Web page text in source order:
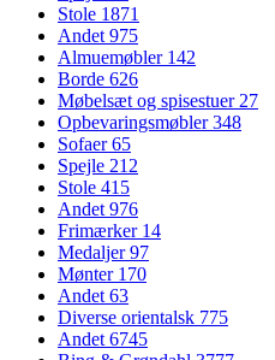
Stole 1871
Andet975
Almuemøbler 142
Borde 626
Møbelsæt og spisestuer27
Opbevaringsmøbler348
Sofaer65
Spejle 212
Stole 415
Andet976
Frimærker 14
Medaljer97
Mønter 170
Andet63
Diverse orientalsk 775
Andet6745